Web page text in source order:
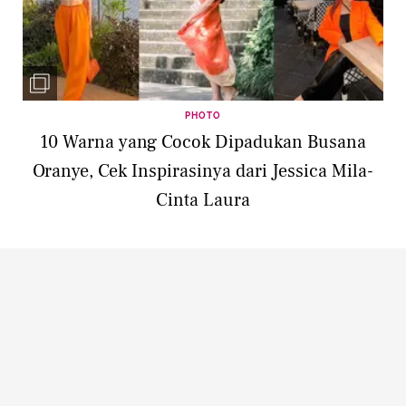
PHOTO
10 Warna yang Cocok Dipadukan Busana
Oranye, Cek Inspirasinya dari Jessica Mila-
Cinta Laura